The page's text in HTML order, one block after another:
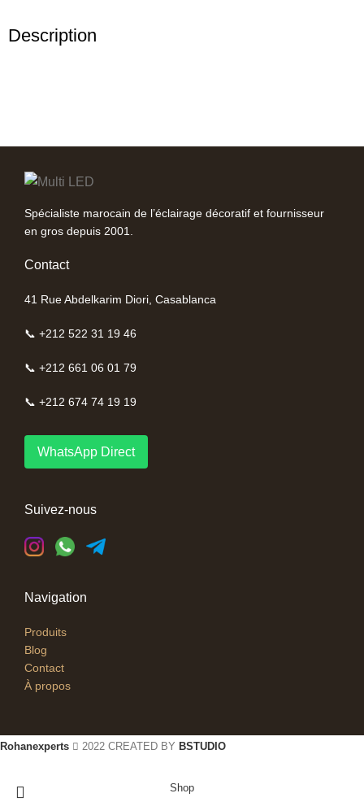
Description
Spécialiste marocain de l’éclairage décoratif et fournisseur
en gros depuis 2001.
Contact
41 Rue Abdelkarim Diori, Casablanca
📞 +212 522 31 19 46
📞 +212 661 06 01 79
📞 +212 674 74 19 19
WhatsApp Direct
Suivez-nous
Navigation
Produits
Blog
Contact
À propos
Rohanexperts 2022 CREATED BY BSTUDIO
Shop